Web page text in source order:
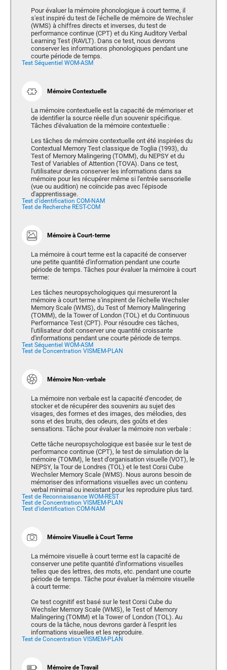
Pour évaluer la mémoire phonologique à court terme, il
s'est inspiré du test de l'échelle de mémoire de Wechsler
(WMS) à chiffres directs et inverses, du test de
performance continue (CPT) et du King Auditory Verbal
Learning Test (RAVLT). Dans ce test, nous devrons
conserver les informations phonologiques pendant une
courte période de temps.
Test Séquentiel WOM-ASM
Mémoire Contextuelle
La mémoire contextuelle est la capacité de mémoriser et
de identifier la source réelle d'un souvenir spécifique.
Tâches d'évaluation de la mémoire contextuelle :
Les tâches de mémoire contextuelle ont été inspirées du
Contextual Memory Test classique de Toglia (1993), du
Test of Memory Malingering (TOMM), du NEPSY et du
Test of Variables of Attention (TOVA). Dans ce test,
l'utilisateur devra conserver les informations dans sa
mémoire pour les récupérer même si l'entrée sensorielle
(vue ou audition) ne coïncide pas avec l'épisode
d'apprentissage.
Test d'identification COM-NAM
Test de Recherche REST-COM
Mémoire à Court-terme
La mémoire à court terme est la capacité de conserver
une petite quantité d'information pendant une courte
période de temps. Tâches pour évaluer la mémoire à court
terme:
Les tâches neuropsychologiques qui mesureront la
mémoire à court terme s'inspirent de l'échelle Wechsler
Memory Scale (WMS), du Test of Memory Malingering
(TOMM), de la Tower of London (TOL) et du Continuous
Performance Test (CPT). Pour résoudre ces tâches,
l'utilisateur doit conserver une quantité croissante
d'informations pendant une courte période de temps.
Test Séquentiel WOM-ASM
Test de Concentration VISMEM-PLAN
Mémoire Non-verbale
La mémoire non verbale est la capacité d'encoder, de
stocker et de récupérer des souvenirs au sujet des
visages, des formes et des images, des mélodies, des
sons et des bruits, des odeurs, des goûts et des
sensations. Tâche pour évaluer la mémoire non verbale :
Cette tâche neuropsychologique est basée sur le test de
performance continue (CPT), le test de simulation de la
mémoire (TOMM), le test d'organisation visuelle (VOT), le
NEPSY, la Tour de Londres (TOL) et le test Corsi Cube
Wechsler Memory Scale (WMS). Nous aurons besoin de
mémoriser des informations visuelles avec un contenu
verbal minimal ou inexistant pour les reproduire plus tard.
Test de Reconnaissance WOM-REST
Test de Concentration VISMEM-PLAN
Test d'identification COM-NAM
Mémoire Visuelle à Court Terme
La mémoire visuelle à court terme est la capacité de
conserver une petite quantité d'informations visuelles
telles que des lettres, des mots, etc. pendant une courte
période de temps. Tâche pour évaluer la mémoire visuelle
à court terme:
Ce test cognitif est basé sur le test Corsi Cube du
Wechsler Memory Scale (WMS), le Test of Memory
Malingering (TOMM) et la Tower of London (TOL). Au
cours de la tâche, nous devrons garder à l'esprit les
informations visuelles et les reproduire.
Test de Concentration VISMEM-PLAN
Mémoire de Travail